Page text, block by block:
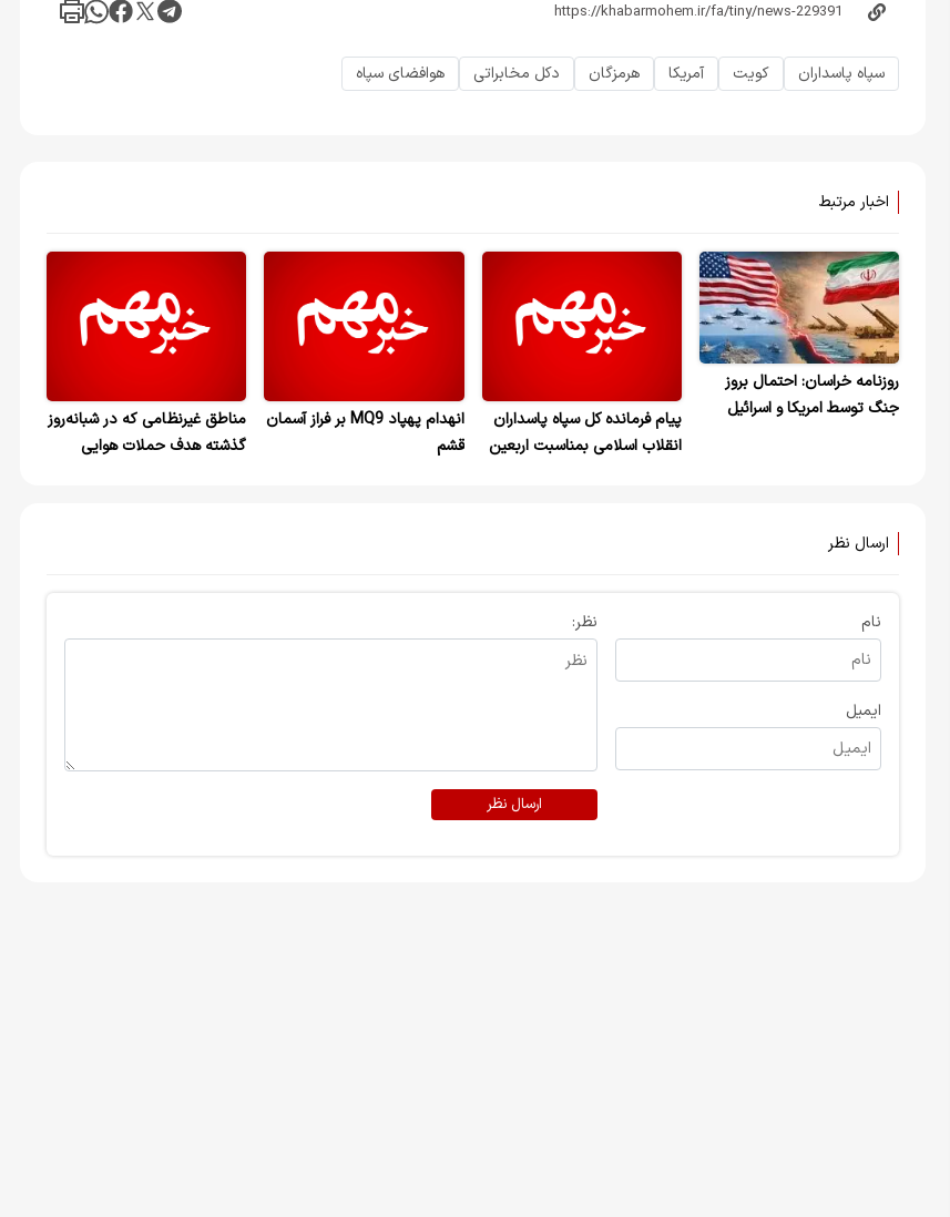
سپاه پاسداران کویت آمریکا هرمزگان دکل مخابراتی هوافضای سپاه
اخبار مرتبط
روزنامه خراسان: احتمال بروز
جنگ توسط امریکا و اسرائیل
پیام فرمانده کل سپاه پاسداران
انقلاب اسلامی بمناسبت اربعین
انهدام پهپاد MQ9 بر فراز آسمان
قشم
مناطق ‎غیرنظامی که در شبانه‌روز
گذشته هدف حملات هوایی
ارسال نظر
نام
ایمیل
نظر:
ارسال نظر